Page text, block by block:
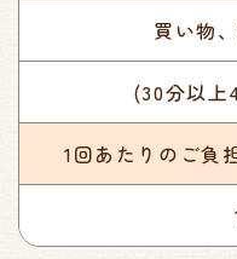
買い物
(30分以上
1回あたりのご負